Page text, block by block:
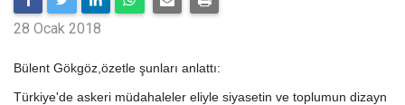
28 Ocak 2018
Bülent Gökgöz,özetle şunları anlattı:
Türkiye'de askeri müdahaleler eliyle siyasetin ve toplumun dizayn